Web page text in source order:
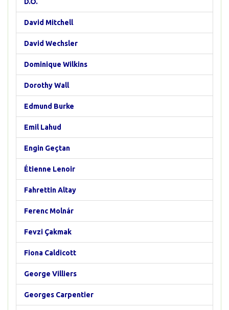
David Mitchell
David Wechsler
Dominique Wilkins
Dorothy Wall
Edmund Burke
Emil Lahud
Engin Geçtan
Étienne Lenoir
Fahrettin Altay
Ferenc Molnár
Fevzi Çakmak
Fiona Caldicott
George Villiers
Georges Carpentier